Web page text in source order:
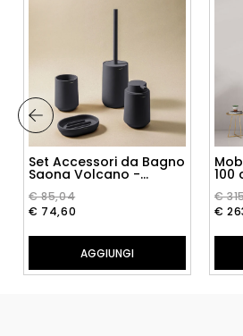
AGGIUNGI
Set Accessori da Bagno
Saona Volcano -
€ 85,04
€ 74,60
100
€
€